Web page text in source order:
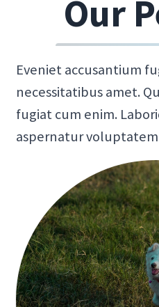
Our
Eveniet accusantium
necessitatibus amet.
fugiat cum enim.
aspernatur